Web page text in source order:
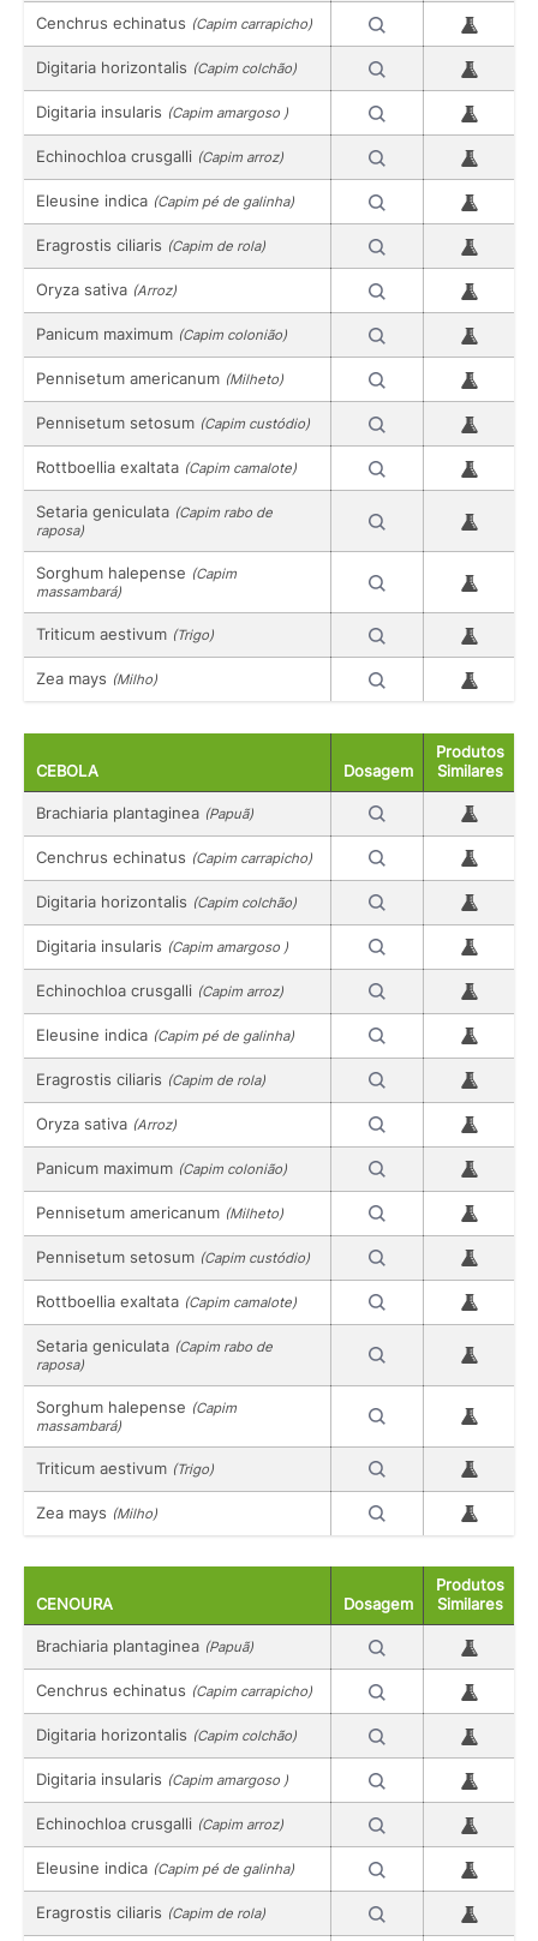
Cenchrus echinatus (Capim carrapicho)
Digitaria horizontalis (Capim colchão)
Digitaria insularis (Capim amargoso )
Echinochloa crusgalli (Capim arroz)
Eleusine indica (Capim pé de galinha)
Eragrostis ciliaris (Capim de rola)
Oryza sativa (Arroz)
Panicum maximum (Capim colonião)
Pennisetum americanum (Milheto)
Pennisetum setosum (Capim custódio)
Rottboellia exaltata (Capim camalote)
Setaria geniculata (Capim rabo de
raposa)
Sorghum halepense (Capim
massambará)
Triticum aestivum (Trigo)
Zea mays (Milho)
CEBOLA Dosagem
Produtos
Similares
Brachiaria plantaginea (Papuã)
Cenchrus echinatus (Capim carrapicho)
Digitaria horizontalis (Capim colchão)
Digitaria insularis (Capim amargoso )
Echinochloa crusgalli (Capim arroz)
Eleusine indica (Capim pé de galinha)
Eragrostis ciliaris (Capim de rola)
Oryza sativa (Arroz)
Panicum maximum (Capim colonião)
Pennisetum americanum (Milheto)
Pennisetum setosum (Capim custódio)
Rottboellia exaltata (Capim camalote)
Setaria geniculata (Capim rabo de
raposa)
Sorghum halepense (Capim
massambará)
Triticum aestivum (Trigo)
Zea mays (Milho)
CENOURA Dosagem
Produtos
Similares
Brachiaria plantaginea (Papuã)
Cenchrus echinatus (Capim carrapicho)
Digitaria horizontalis (Capim colchão)
Digitaria insularis (Capim amargoso )
Echinochloa crusgalli (Capim arroz)
Eleusine indica (Capim pé de galinha)
Eragrostis ciliaris (Capim de rola)